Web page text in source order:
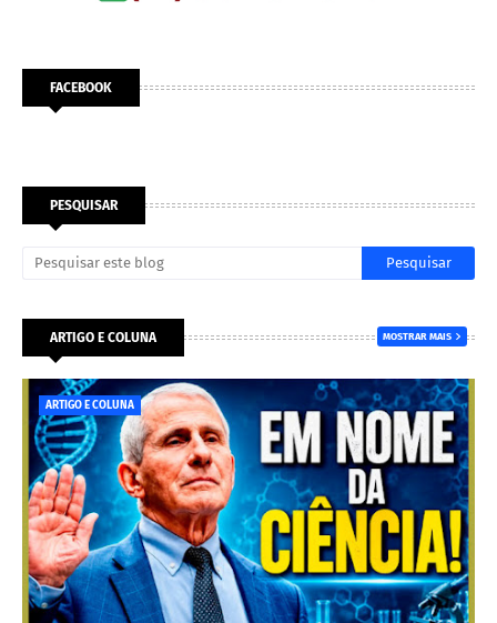
FACEBOOK
PESQUISAR
ARTIGO E COLUNA MOSTRAR MAIS
ARTIGO E COLUNA